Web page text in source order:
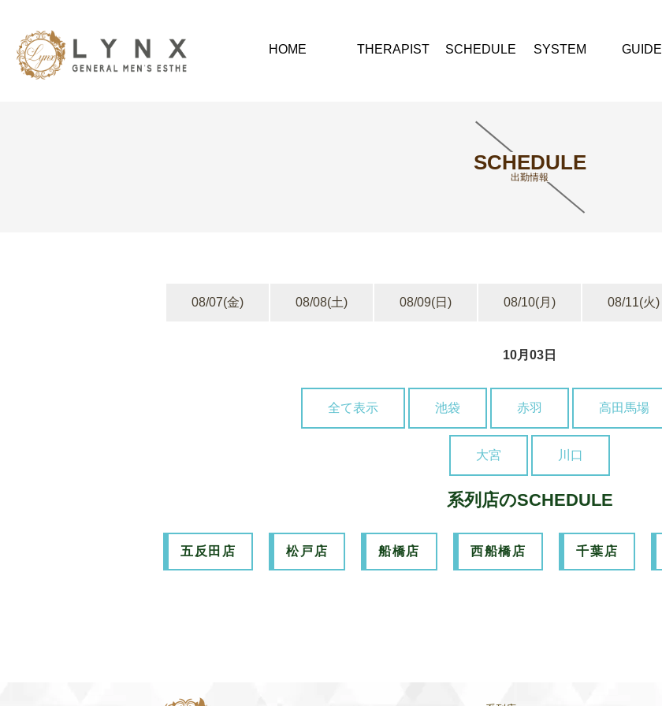
HOME THERAPIST SCHEDULE SYSTEM GUIDE
SCHEDULE
出勤情報
08/07(金) 08/08(土) 08/09(日) 08/10(月) 08/11(火)
10月03日
全て表示 池袋 赤羽 高田馬場
大宮 川口
系列店のSCHEDULE
五反田店 松戸店 船橋店 西船橋店 千葉店